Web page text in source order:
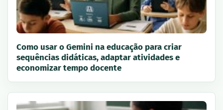
Como usar o Gemini na educação para criar
sequências didáticas, adaptar atividades e
economizar tempo docente